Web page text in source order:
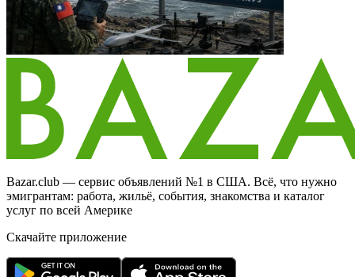
Bazar.club — сервис объявлений №1 в США. Всё, что нужно
эмигрантам: работа, жильё, события, знакомства и каталог
услуг по всей Америке
Скачайте приложение